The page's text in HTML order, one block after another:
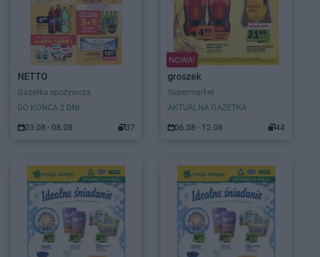
NETTO
Gazetka spożywcza
DO KOŃCA 2 DNI
03.08 - 08.08 37
NOWA!
groszek
Supermarket
AKTUALNA GAZETKA
06.08 - 12.08 44